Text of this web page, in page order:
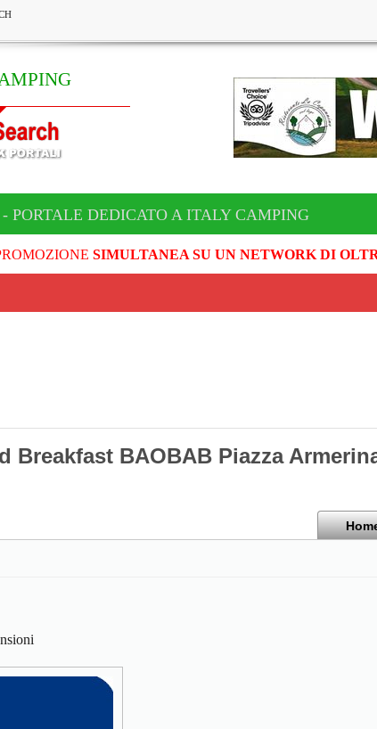
PORTALE DEDICATO A ITALY CAMPING
SIMULTANEA SU UN NETWORK DI
Breakfast BAOBAB Piazza